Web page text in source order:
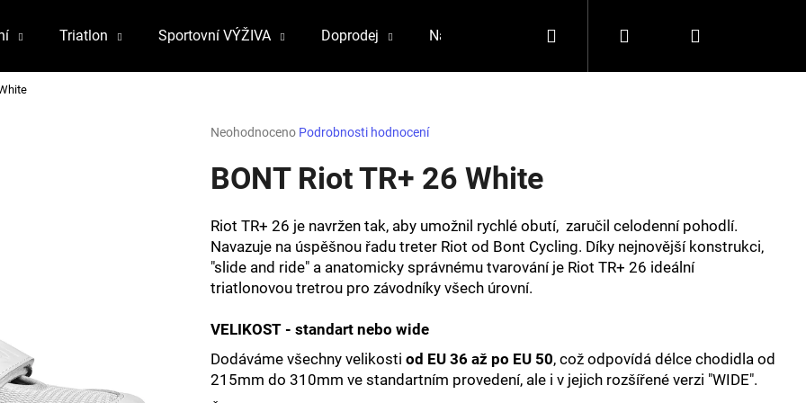
Triatlon Sportovní VÝŽIVA Doprodej Napište nám Jakou zvolit velikost?
Přihlášení
Průměrné
produktu
je
5
hvězdiček.
Neohodnoceno Podrobnosti hodnocení
BONT Riot TR+ 26 White
Riot TR+ 26 je navržen tak, aby umožnil rychlé obutí, zaručil celodenní pohodlí.
Navazuje na úspěšnou řadu treter Riot od Bont Cycling. Díky nejnovější konstrukci‚
"slide and ride" a anatomicky správnému tvarování je Riot TR+ 26 ideální
triatlonovou tretrou pro závodníky všech úrovní.
VELIKOST - standart nebo wide
Dodáváme všechny velikosti od EU 36 až po EU 50, což odpovídá délce chodidla od
215mm do 310mm ve standartním provedení, ale i v jejich rozšířené verzi "WIDE".
Co potřebujete najít?
HLEDAT
Následující